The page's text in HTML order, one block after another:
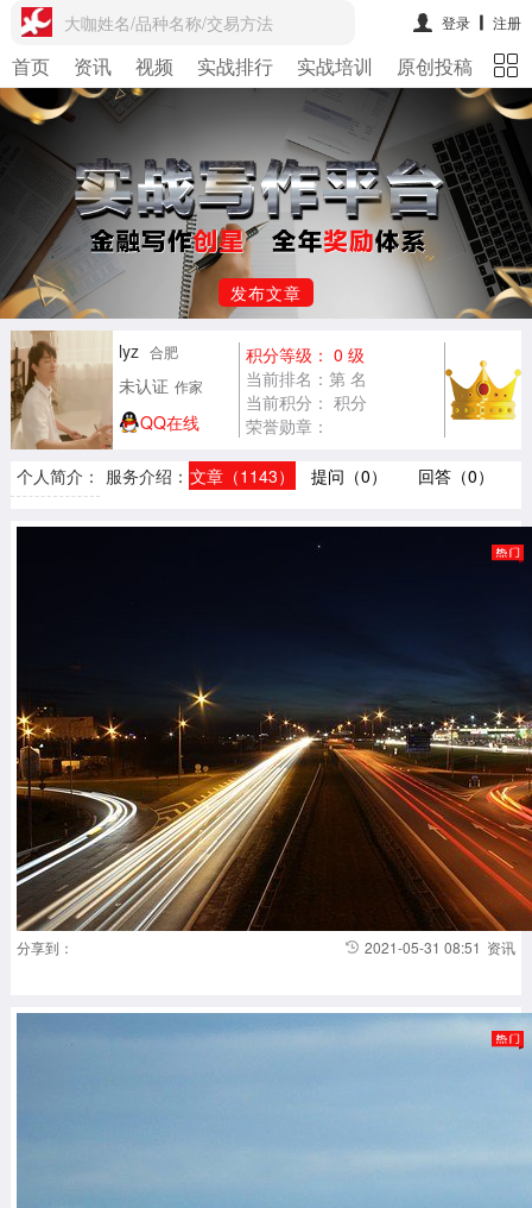
大咖姓名/品种名称/交易方法 登录 注册
首页 资讯 视频 实战排行 实战培训 原创投稿 期
发布文章
lyz 合肥
未认证 作家
QQ在线
积分等级： 0 级
当前排名：第 名
当前积分： 积分
荣誉勋章：
个人简介： 服务介绍： 文章（1143） 提问（0） 回答（0）
分享到： 资讯
2021-05-31 08:51